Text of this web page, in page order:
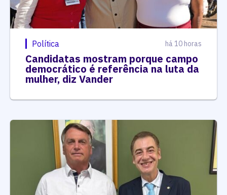
Política há 10 horas
Candidatas mostram porque campo
democrático é referência na luta da
mulher, diz Vander